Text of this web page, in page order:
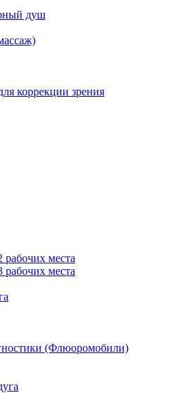
душ
коррекции зрения
рабочих места
рабочих места
(Флюоромобили)